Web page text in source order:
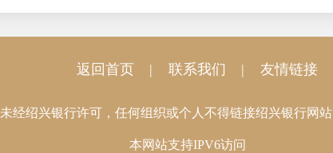
返回首页 | 联系我们 | 友情链接
未经绍兴银行许可，任何组织或个人不得链接绍兴银行网站
本网站支持IPV6访问